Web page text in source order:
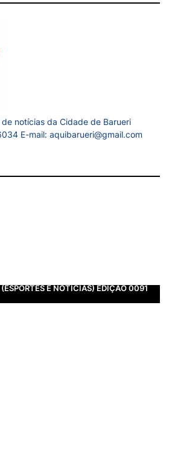
de notícias da Cidade de Barueri
E-mail: aquibarueri@gmail.com
E NOTÍCIAS) EDIÇÃO 0091